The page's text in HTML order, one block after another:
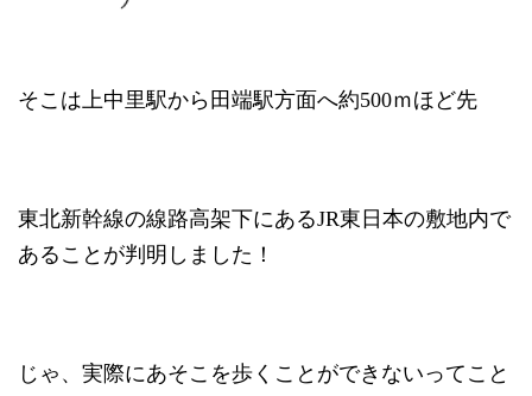
そこは上中里駅から田端駅方面へ約500ｍほど先
東北新幹線の線路高架下にあるJR東日本の敷地内で
あることが判明しました！
じゃ、実際にあそこを歩くことができないってこと